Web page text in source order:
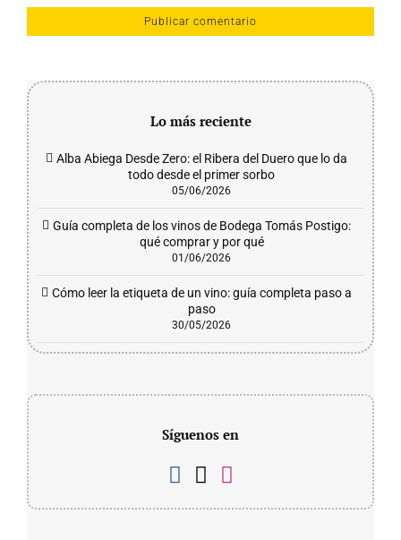
Lo más reciente
Alba Abiega Desde Zero: el Ribera del Duero que lo da
todo desde el primer sorbo
05/06/2026
Guía completa de los vinos de Bodega Tomás Postigo:
qué comprar y por qué
01/06/2026
Cómo leer la etiqueta de un vino: guía completa paso a
paso
30/05/2026
Síguenos en